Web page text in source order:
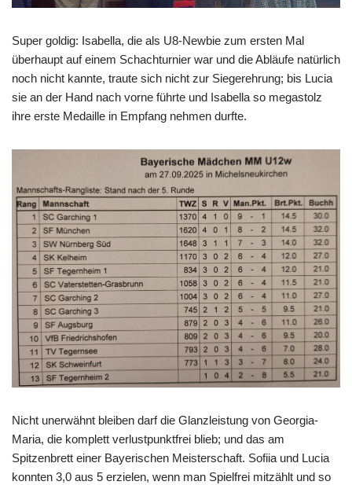
Super goldig: Isabella, die als U8-Newbie zum ersten Mal
überhaupt auf einem Schachturnier war und die Abläufe natürlich
noch nicht kannte, traute sich nicht zur Siegerehrung; bis Lucia
sie an der Hand nach vorne führte und Isabella so megastolz
ihre erste Medaille in Empfang nehmen durfte.
Nicht unerwähnt bleiben darf die Glanzleistung von Georgia-
Maria, die komplett verlustpunktfrei blieb; und das am
Spitzenbrett einer Bayerischen Meisterschaft. Sofiia und Lucia
konnten 3,0 aus 5 erzielen, wenn man Spielfrei mitzählt und so